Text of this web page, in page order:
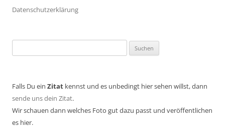
Datenschutzerklärung
nach:
Falls Du ein Zitat kennst und es unbedingt hier sehen willst, dann
sende uns dein Zitat.
Wir schauen dann welches Foto gut dazu passt und veröffentlichen
es hier.